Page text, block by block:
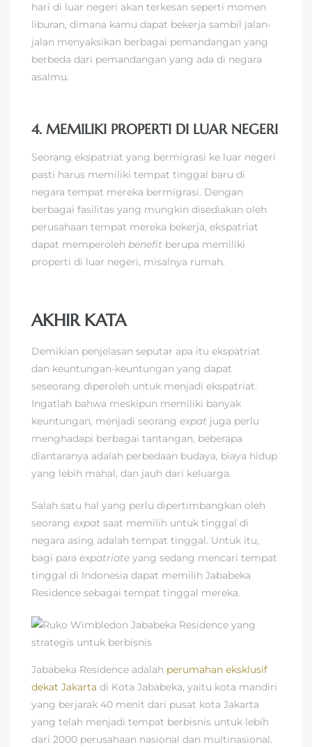
hari di luar negeri akan terkesan seperti momen
liburan, dimana kamu dapat bekerja sambil jalan-
jalan menyaksikan berbagai pemandangan yang
berbeda dari pemandangan yang ada di negara
asalmu.
4. MEMILIKI PROPERTI DI LUAR NEGERI
Seorang ekspatriat yang bermigrasi ke luar negeri
pasti harus memiliki tempat tinggal baru di
negara tempat mereka bermigrasi. Dengan
berbagai fasilitas yang mungkin disediakan oleh
perusahaan tempat mereka bekerja, ekspatriat
dapat memperoleh benefit berupa memiliki
properti di luar negeri, misalnya rumah.
AKHIR KATA
Demikian penjelasan seputar apa itu ekspatriat
dan keuntungan-keuntungan yang dapat
seseorang diperoleh untuk menjadi ekspatriat.
Ingatlah bahwa meskipun memiliki banyak
keuntungan, menjadi seorang expat juga perlu
menghadapi berbagai tantangan, beberapa
diantaranya adalah perbedaan budaya, biaya hidup
yang lebih mahal, dan jauh dari keluarga.
Salah satu hal yang perlu dipertimbangkan oleh
seorang expat saat memilih untuk tinggal di
negara asing adalah tempat tinggal. Untuk itu,
bagi para expatriate yang sedang mencari tempat
tinggal di Indonesia dapat memilih Jababeka
Residence sebagai tempat tinggal mereka.
Jababeka Residence adalah perumahan eksklusif
dekat Jakarta di Kota Jababeka, yaitu kota mandiri
yang berjarak 40 menit dari pusat kota Jakarta
yang telah menjadi tempat berbisnis untuk lebih
dari 2000 perusahaan nasional dan multinasional.